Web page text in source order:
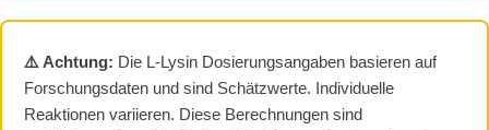
⚠️ Achtung: Die L-Lysin Dosierungsangaben basieren auf
Forschungsdaten und sind Schätzwerte. Individuelle
Reaktionen variieren. Diese Berechnungen sind